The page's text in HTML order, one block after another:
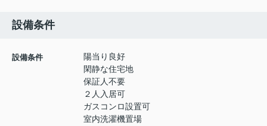
設備条件
設備条件
陽当り良好
閑静な住宅地
保証人不要
２人入居可
ガスコンロ設置可
室内洗濯機置場